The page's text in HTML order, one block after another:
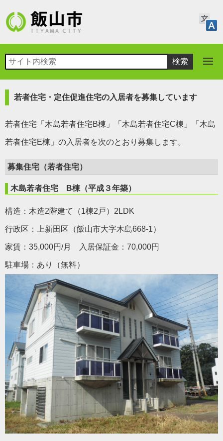
若者住宅・定住促進住宅の入居者を募集しています
若者住宅「木島若者住宅B棟」「木島若者住宅C棟」「木島
若者住宅E棟」 の入居者を次のとおり募集します。
募集住宅（若者住宅）
木島若者住宅 B棟（平成３年築）
構造：木造2階建て（1棟2戸）2LDK
行政区：上新田区（飯山市大字木島668-1）
家賃：35,000円/月 入居保証金：70,000円
駐車場：あり（無料）